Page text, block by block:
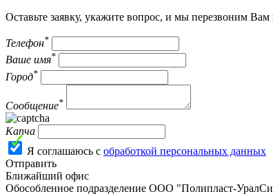
Оставьте заявку, укажите вопрос, и мы перезвоним
Телефон*
Ваше имя*
Город*
Сообщение*
Капча
Я соглашаюсь с обработкой персональных данных
Отправить
Ближайший офис
Обособленное подразделение ООО "Полипласт-